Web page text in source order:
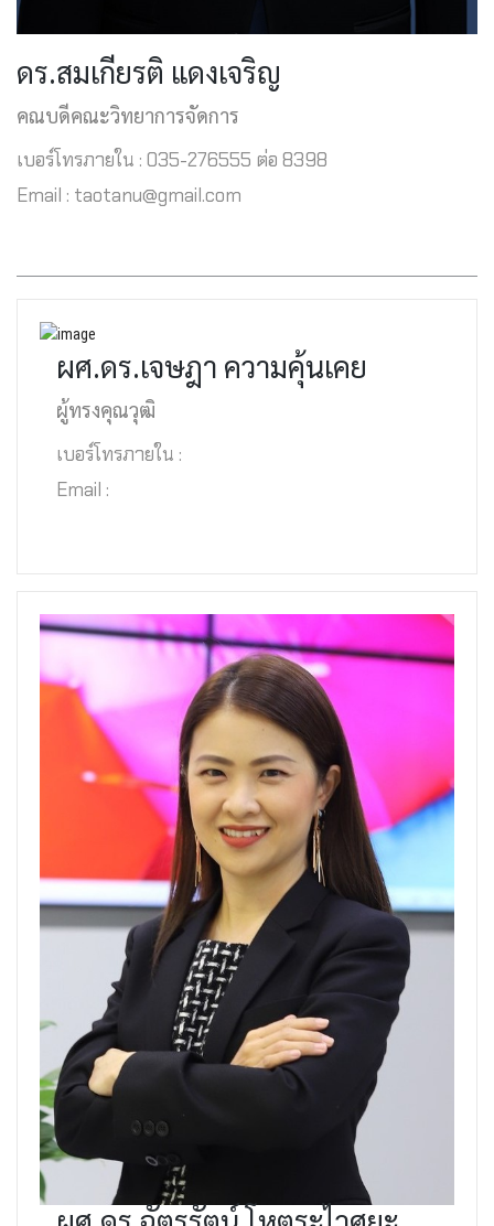
ดร.สมเกียรติ แดงเจริญ
คณบดีคณะวิทยาการจัดการ
เบอร์โทรภายใน : 035-276555 ต่อ 8398
Email : taotanu@gmail.com
ผศ.ดร.เจษฎา ความคุ้นเคย
ผู้ทรงคุณวุฒิ
เบอร์โทรภายใน :
Email :